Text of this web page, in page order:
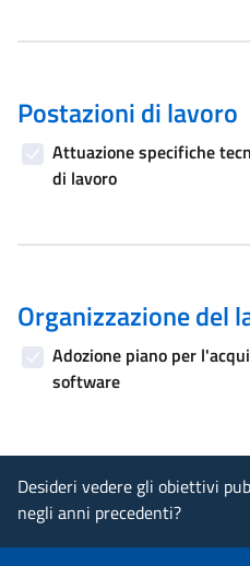
Postazioni di lavoro
Attuazione specifiche
di lavoro
Organizzazione del
Adozione piano per
software
Desideri vedere gli obiettivi
negli anni precedenti?